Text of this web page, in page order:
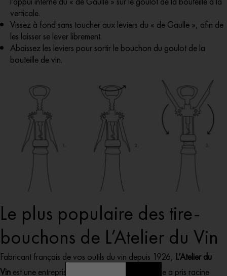
verticale.
Vissez à fond sans toucher aux leviers du « de Gaulle », afin de
les laisser se lever librement.
Abaissez les leviers pour sortir le bouchon du goulot de la
bouteille de vin.
Le plus populaire des tire-
bouchons de L’Atelier du Vin
Fabricant français de vos outils du vin depuis 1926, L’Atelier du
Vin est une entreprise familiale dont le savoir-faire a pris racine